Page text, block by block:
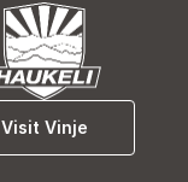
Visit Vinje